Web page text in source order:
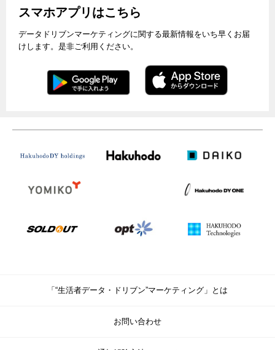
スマホアプリはこちら
データドリブンマーケティングに関する最新情報をいち早くお届
けします。是非ご利用ください。
「“生活者データ・ドリブン”マーケティング」とは
お問い合わせ